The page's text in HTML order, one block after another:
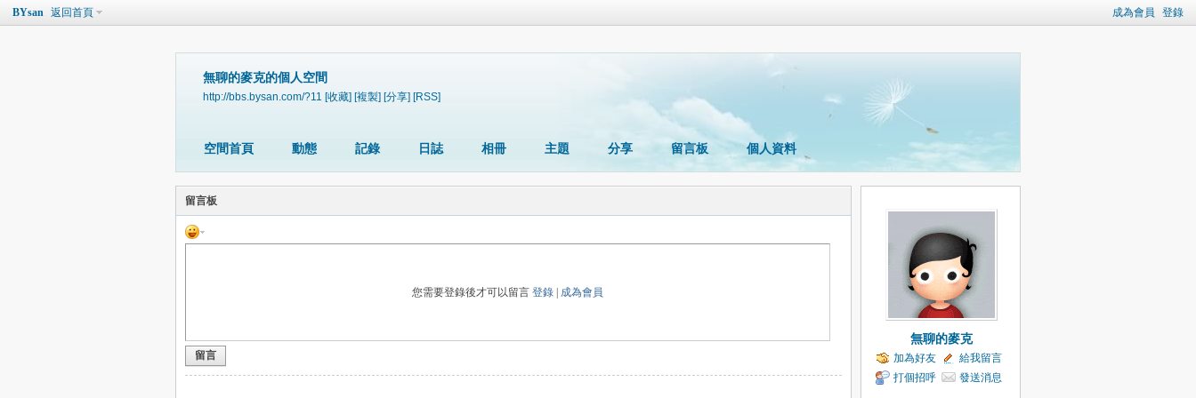
成為會員 登錄
BYsan 返回首頁
無聊的麥克的個人空間
http://bbs.bysan.com/?11 [收藏] [複製] [分享] [RSS]
空間首頁 動態 記錄 日誌 相冊 主題 分享 留言板 個人資料
留言板
您需要登錄後才可以留言登錄 成為會員
留言
無聊的麥克
加為好友
給我留言
打個招呼
發送消息